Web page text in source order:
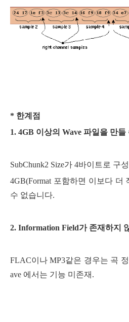
* 한계점
1. 4GB 이상의 Wave 파일을 만들
SubChunk2 Size가 4바이트로 구
4GB(Format 포함하면 이보다 더
수 없습니다.
2. Information Field가 존재하지
FLAC이나 MP3같은 경우는 곡
ave 에서는 기능 미존재.